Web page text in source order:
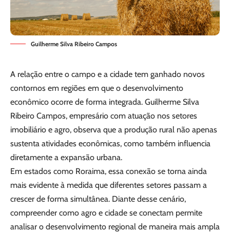
Guilherme Silva Ribeiro Campos
A relação entre o campo e a cidade tem ganhado novos
contornos em regiões em que o desenvolvimento
econômico ocorre de forma integrada. Guilherme Silva
Ribeiro Campos, empresário com atuação nos setores
imobiliário e agro, observa que a produção rural não apenas
sustenta atividades econômicas, como também influencia
diretamente a expansão urbana.
Em estados como Roraima, essa conexão se torna ainda
mais evidente à medida que diferentes setores passam a
crescer de forma simultânea. Diante desse cenário,
compreender como agro e cidade se conectam permite
analisar o desenvolvimento regional de maneira mais ampla